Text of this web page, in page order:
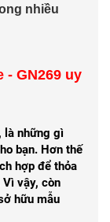
nhiều
GN269 uy
là những gì
bạn. Hơn thế
hợp để thỏa
vậy, còn
hữu mẫu